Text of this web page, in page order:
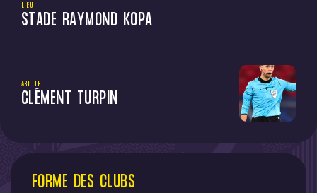
FORME DES CLUBS
LIEU
STADE RAYMOND KOPA
ARBITRE
CLÉMENT TURPIN